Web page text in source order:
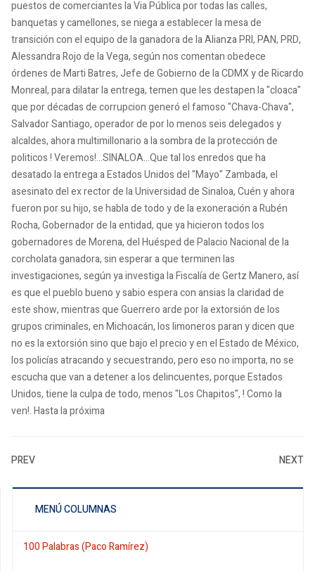
puestos de comerciantes la Via Pública por todas las calles,
banquetas y camellones, se niega a establecer la mesa de
transición con el equipo de la ganadora de la Alianza PRI, PAN, PRD,
Alessandra Rojo de la Vega, según nos comentan obedece
órdenes de Marti Batres, Jefe de Gobierno de la CDMX y de Ricardo
Monreal, para dilatar la entrega, temen que les destapen la "cloaca"
que por décadas de corrupcion generó el famoso "Chava-Chava",
Salvador Santiago, operador de por lo menos seis delegados y
alcaldes, ahora multimillonario a la sombra de la protección de
politicos ! Veremos!...SINALOA...Que tal los enredos que ha
desatado la entrega a Estados Unidos del "Mayo" Zambada, el
asesinato del ex rector de la Universidad de Sinaloa, Cuén y ahora
fueron por su hijo, se habla de todo y de la exoneración a Rubén
Rocha, Gobernador de la entidad, que ya hicieron todos los
gobernadores de Morena, del Huésped de Palacio Nacional de la
corcholata ganadora, sin esperar a que terminen las
investigaciones, según ya investiga la Fiscalía de Gertz Manero, así
es que el pueblo bueno y sabio espera con ansias la claridad de
este show, mientras que Guerrero arde por la extorsión de los
grupos criminales, en Michoacán, los limoneros paran y dicen que
no es la extorsión sino que bajo el precio y en el Estado de México,
los policías atracando y secuestrando, pero eso no importa, no se
escucha que van a detener a los delincuentes, porque Estados
Unidos, tiene la culpa de todo, menos "Los Chapitos", ! Como la
ven!. Hasta la próxima
PREV NEXT
MENÚ COLUMNAS
100 Palabras (Paco Ramírez)